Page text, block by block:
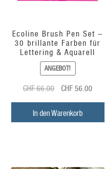
Ecoline Brush Pen Set –
30 brillante Farben für
Lettering & Aquarell
ANGEBOT!
CHF66.00
Ursprünglicher
Preis
war:
CHF
CHF56.00
Preis
CHF
In den Warenkorb